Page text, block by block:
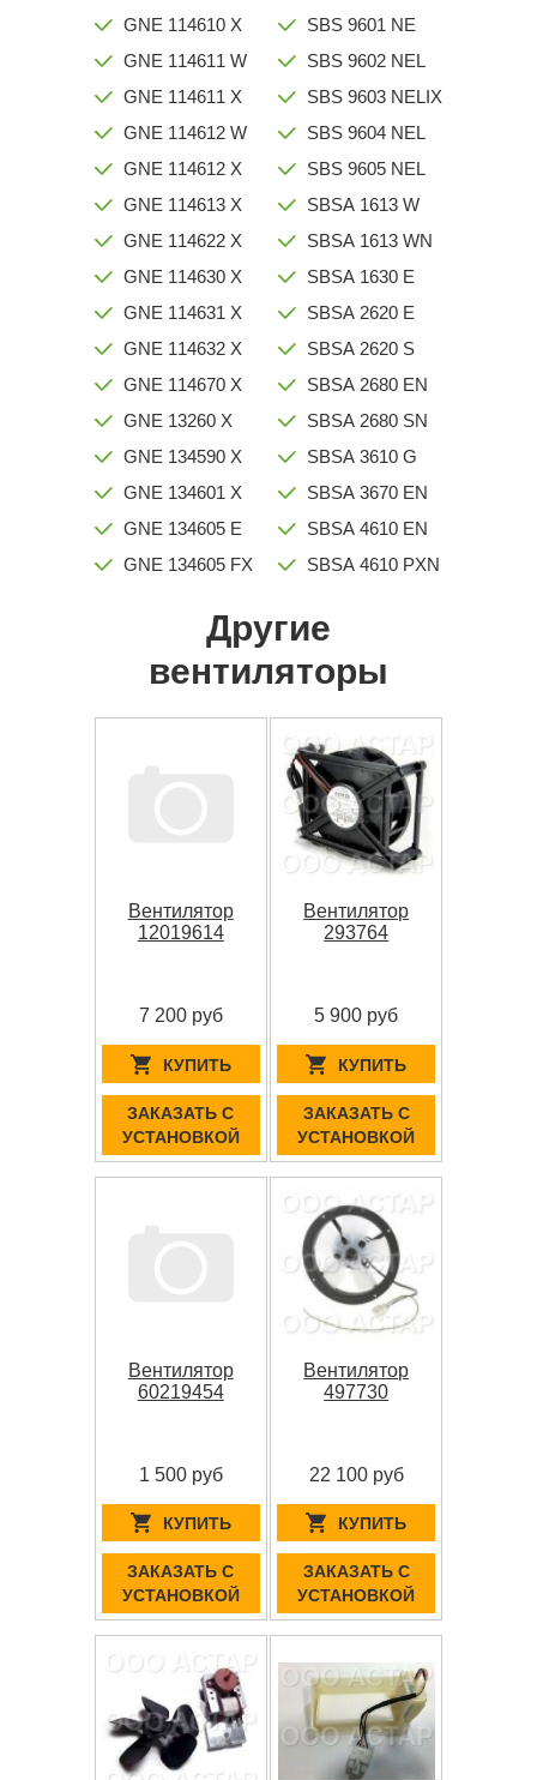
GNE 114610 X
GNE 114611 W
GNE 114611 X
GNE 114612 W
GNE 114612 X
GNE 114613 X
GNE 114622 X
GNE 114630 X
GNE 114631 X
GNE 114632 X
GNE 114670 X
GNE 13260 X
GNE 134590 X
GNE 134601 X
GNE 134605 E
GNE 134605 FX
SBS 9601 NE
SBS 9602 NEL
SBS 9603 NELIX
SBS 9604 NEL
SBS 9605 NEL
SBSA 1613 W
SBSA 1613 WN
SBSA 1630 E
SBSA 2620 E
SBSA 2620 S
SBSA 2680 EN
SBSA 2680 SN
SBSA 3610 G
SBSA 3670 EN
SBSA 4610 EN
SBSA 4610 PXN
Другие
вентиляторы
Вентилятор
12019614
7 200 руб
КУПИТЬ
ЗАКАЗАТЬ С
УСТАНОВКОЙ
Вентилятор
293764
5 900 руб
КУПИТЬ
ЗАКАЗАТЬ С
УСТАНОВКОЙ
Вентилятор
60219454
1 500 руб
КУПИТЬ
ЗАКАЗАТЬ С
УСТАНОВКОЙ
Вентилятор
497730
22 100 руб
КУПИТЬ
ЗАКАЗАТЬ С
УСТАНОВКОЙ